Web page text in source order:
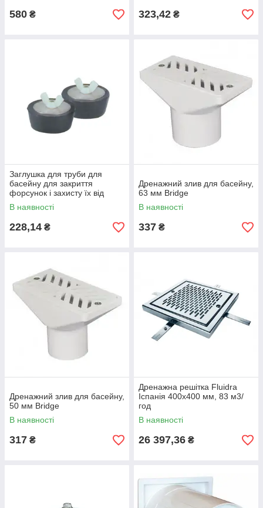
580 ₴ 323,42 ₴
Заглушка для труби для
басейну для закриття
форсунок і захисту їх від
замерзання. D50 мм 1 1/2"
Fluidra Іспанія
В наявності
228,14 ₴
Дренажний злив для басейну,
63 мм Bridge
В наявності
337 ₴
Дренажний злив для басейну,
50 мм Bridge
В наявності
317 ₴
Дренажна решітка Fluidra
Іспанія 400х400 мм, 83 м3/
год
В наявності
26 397,36 ₴